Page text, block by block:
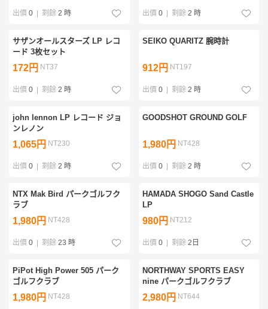
出價 0 剩餘 2 時 出價 0 剩餘 2 時
サザンオールスターズ LP レコ
ード 3枚セット
172円 NT37
出價 0 剩餘 2 時
SEIKO QUARITZ 腕時計
912円 NT197
出價 0 剩餘 2 時
john lennon LP レコード ジョ
ンレノン
1,065円 NT230
出價 0 剩餘 2 時
GOODSHOT GROUND GOLF
1,980円 NT428
出價 0 剩餘 2 時
NTX Mak Bird パークゴルフク
ラブ
1,980円 NT428
出價 0 剩餘 23 時
HAMADA SHOGO Sand Castle
LP
980円 NT212
出價 0 剩餘 2日
PiPot High Power 505 パーク
ゴルフクラブ
1,980円 NT428
NORTHWAY SPORTS EASY
nine パークゴルフクラブ
2,980円 NT644